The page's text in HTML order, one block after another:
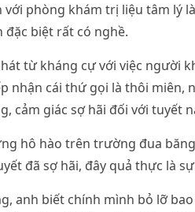
với phòng khám trị liệu tâm lý
biệt rất có nghề.
từ kháng cự với việc người
nhận cái thứ gọi là thôi miên,
cảm giác sợ hãi đối với tuyết
hô hào trên trường đua
đã sợ hãi, đây quả thực là
anh biết chính mình bỏ lỡ